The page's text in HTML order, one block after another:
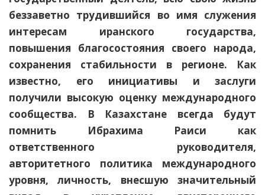
беззаветно трудившийся во имя служения
интересам иранского государства,
повышения благосостояния своего народа,
сохранения стабильности в регионе. Как
известно, его инициативы и заслуги
получили высокую оценку международного
сообщества. В Казахстане всегда будут
помнить Ибрахима Раиси как
ответственного руководителя,
авторитетного политика международного
уровня, личность, внесшую значительный